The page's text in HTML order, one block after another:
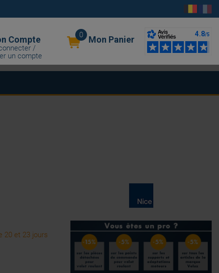
Compte
/
un compte
0 Mon Panier
20 et 23 jours